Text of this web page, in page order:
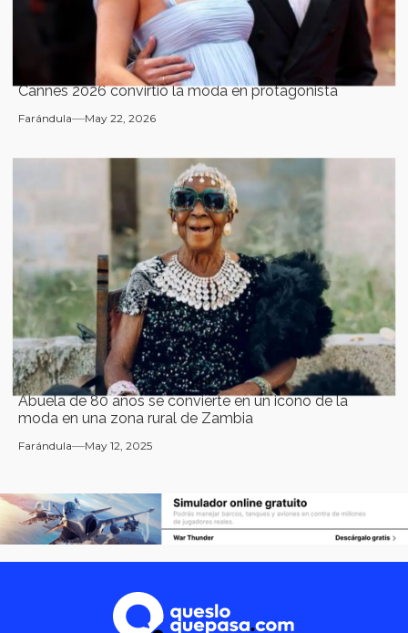
Cannes 2026 convirtió la moda en protagonista
Farándula May 22, 2026
Abuela de 80 años se convierte en un icono de la
moda en una zona rural de Zambia
Farándula May 12, 2025